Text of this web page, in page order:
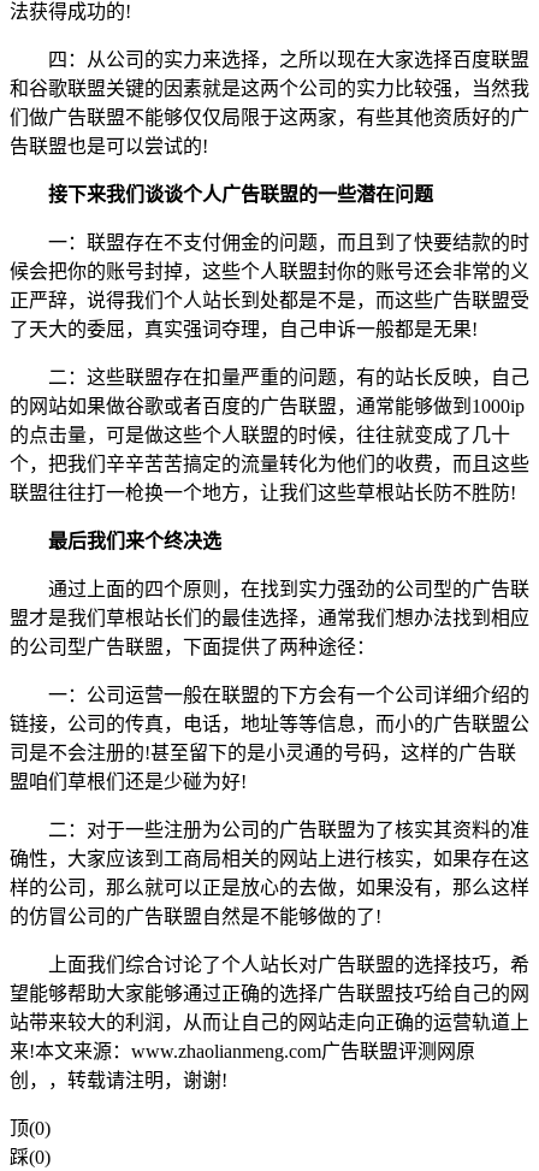
法获得成功的!
四：从公司的实力来选择，之所以现在大家选择百度联盟
和谷歌联盟关键的因素就是这两个公司的实力比较强，当然我
们做广告联盟不能够仅仅局限于这两家，有些其他资质好的广
告联盟也是可以尝试的!
接下来我们谈谈个人广告联盟的一些潜在问题
一：联盟存在不支付佣金的问题，而且到了快要结款的时
候会把你的账号封掉，这些个人联盟封你的账号还会非常的义
正严辞，说得我们个人站长到处都是不是，而这些广告联盟受
了天大的委屈，真实强词夺理，自己申诉一般都是无果!
二：这些联盟存在扣量严重的问题，有的站长反映，自己
的网站如果做谷歌或者百度的广告联盟，通常能够做到1000ip
的点击量，可是做这些个人联盟的时候，往往就变成了几十
个，把我们辛辛苦苦搞定的流量转化为他们的收费，而且这些
联盟往往打一枪换一个地方，让我们这些草根站长防不胜防!
最后我们来个终决选
通过上面的四个原则，在找到实力强劲的公司型的广告联
盟才是我们草根站长们的最佳选择，通常我们想办法找到相应
的公司型广告联盟，下面提供了两种途径：
一：公司运营一般在联盟的下方会有一个公司详细介绍的
链接，公司的传真，电话，地址等等信息，而小的广告联盟公
司是不会注册的!甚至留下的是小灵通的号码，这样的广告联
盟咱们草根们还是少碰为好!
二：对于一些注册为公司的广告联盟为了核实其资料的准
确性，大家应该到工商局相关的网站上进行核实，如果存在这
样的公司，那么就可以正是放心的去做，如果没有，那么这样
的仿冒公司的广告联盟自然是不能够做的了!
上面我们综合讨论了个人站长对广告联盟的选择技巧，希
望能够帮助大家能够通过正确的选择广告联盟技巧给自己的网
站带来较大的利润，从而让自己的网站走向正确的运营轨道上
来!本文来源：www.zhaolianmeng.com广告联盟评测网原
创，，转载请注明，谢谢!
顶(0)
踩(0)